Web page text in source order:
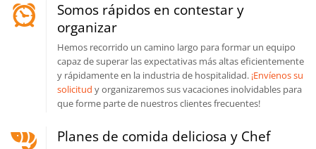
Somos rápidos en contestar y
organizar
Hemos recorrido un camino largo para formar un equipo
capaz de superar las expectativas más altas eficientemente
y rápidamente en la industria de hospitalidad. ¡Envíenos su
solicitud y organizaremos sus vacaciones inolvidables para
que forme parte de nuestros clientes frecuentes!
Planes de comida deliciosa y Chef